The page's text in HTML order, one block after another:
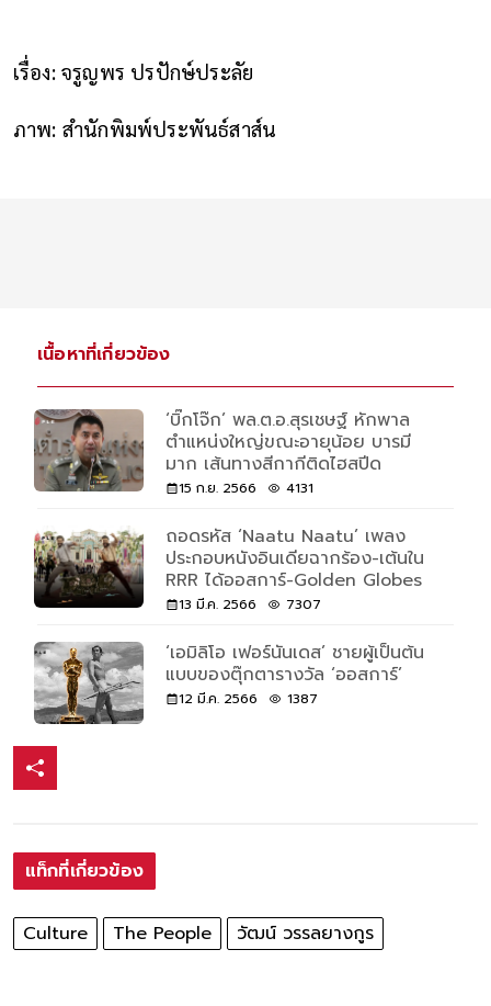
เรื่อง: จรูญพร ปรปักษ์ประลัย
ภาพ: สํานักพิมพ์ประพันธ์สาส์น
เนื้อหาที่เกี่ยวข้อง
‘บิ๊กโจ๊ก’ พล.ต.อ.สุรเชษฐ์ หักพาล
ตำแหน่งใหญ่ขณะอายุน้อย บารมี
มาก เส้นทางสีกากีติดไฮสปีด
15 ก.ย. 2566 4131
ถอดรหัส ‘Naatu Naatu’ เพลง
ประกอบหนังอินเดียฉากร้อง-เต้นใน
RRR ได้ออสการ์-Golden Globes
13 มี.ค. 2566 7307
‘เอมิลิโอ เฟอร์นันเดส’ ชายผู้เป็นต้น
แบบของตุ๊กตารางวัล ‘ออสการ์’
12 มี.ค. 2566 1387
แท็กที่เกี่ยวข้อง
Culture The People วัฒน์ วรรลยางกูร